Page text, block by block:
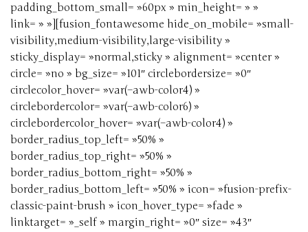
padding_bottom_small= »60px » min_height= » »
link= » »][fusion_fontawesome hide_on_mobile= »small-
visibility,medium-visibility,large-visibility »
sticky_display= »normal,sticky » alignment= »center »
circle= »no » bg_size= »101″ circlebordersize= »0″
circlecolor_hover= »var(–awb-color4) »
circlebordercolor= »var(–awb-color6) »
circlebordercolor_hover= »var(–awb-color4) »
border_radius_top_left= »50% »
border_radius_top_right= »50% »
border_radius_bottom_right= »50% »
border_radius_bottom_left= »50% » icon= »fusion-prefix-
classic-paint-brush » icon_hover_type= »fade »
linktarget= »_self » margin_right= »0″ size= »43″